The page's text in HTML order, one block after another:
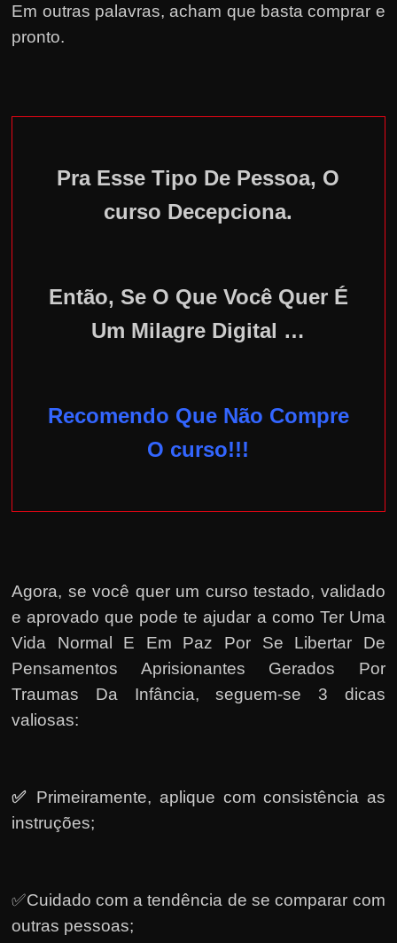
Em outras palavras, acham que basta comprar e
pronto.
Pra Esse Tipo De Pessoa, O
curso Decepciona.
Então, Se O Que Você Quer É
Um Milagre Digital …
Recomendo Que Não Compre
O curso!!!
Agora, se você quer um curso testado, validado
e aprovado que pode te ajudar a como Ter Uma
Vida Normal E Em Paz Por Se Libertar De
Pensamentos Aprisionantes Gerados Por
Traumas Da Infância, seguem-se 3 dicas
valiosas:
✅ Primeiramente, aplique com consistência as
instruções;
✅Cuidado com a tendência de se comparar com
outras pessoas;